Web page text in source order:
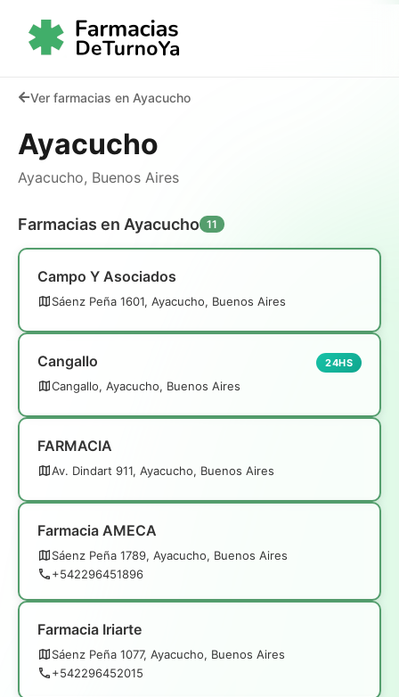
Ver farmacias en Ayacucho
Ayacucho
Ayacucho, Buenos Aires
Farmacias en Ayacucho 11
Campo Y Asociados
Sáenz Peña 1601, Ayacucho, Buenos Aires
Cangallo
Cangallo, Ayacucho, Buenos Aires
24HS
FARMACIA
Av. Dindart 911, Ayacucho, Buenos Aires
Farmacia AMECA
Sáenz Peña 1789, Ayacucho, Buenos Aires
+542296451896
Farmacia Iriarte
Sáenz Peña 1077, Ayacucho, Buenos Aires
+542296452015